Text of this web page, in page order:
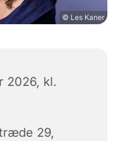
© Les Kaner
2026, kl.
29,